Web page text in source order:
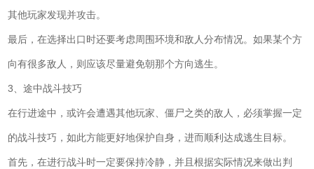
其他玩家发现并攻击。
最后，在选择出口时还要考虑周围环境和敌人分布情况。如果某个方
向有很多敌人，则应该尽量避免朝那个方向逃生。
3、途中战斗技巧
在行进途中，或许会遭遇其他玩家、僵尸之类的敌人，必须掌握一定
的战斗技巧，如此方能更好地保护自身，进而顺利达成逃生目标。
首先，在进行战斗时一定要保持冷静，并且根据实际情况来做出判